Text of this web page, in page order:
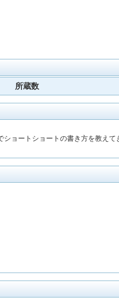
所蔵数
ショートショートの書き方を教え